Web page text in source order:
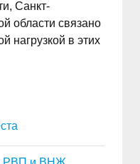
Санкт-
области связано
нагрузкой в этих